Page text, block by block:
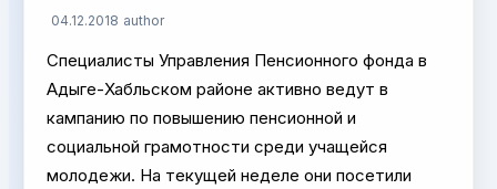
04.12.2018 author
Специалисты Управления Пенсионного фонда в
Адыге-Хабльском районе активно ведут в
кампанию по повышению пенсионной и
социальной грамотности среди учащейся
молодежи. На текущей неделе они посетили